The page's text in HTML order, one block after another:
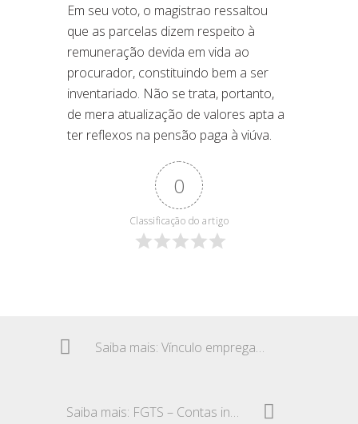
Em seu voto, o magistrao ressaltou
que as parcelas dizem respeito à
remuneração devida em vida ao
procurador, constituindo bem a ser
inventariado. Não se trata, portanto,
de mera atualização de valores apta a
ter reflexos na pensão paga à viúva.
0
Classificação do artigo
Saiba mais: Vínculo empregatício rural – Relação entre o filho e a mãe
Saiba mais: FGTS – Contas inativas